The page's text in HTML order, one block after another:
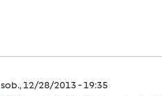
sob., 12/28/2013 - 19:35